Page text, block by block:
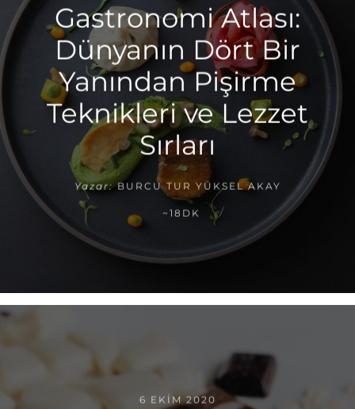
Gastronomi Atlası:
Dünyanın Dört Bir
Yanından Pişirme
Teknikleri ve Lezzet
Sırları
Yazar: BURCU TUR YÜKSEL AKAY
~18DK
6 EKIM 2020